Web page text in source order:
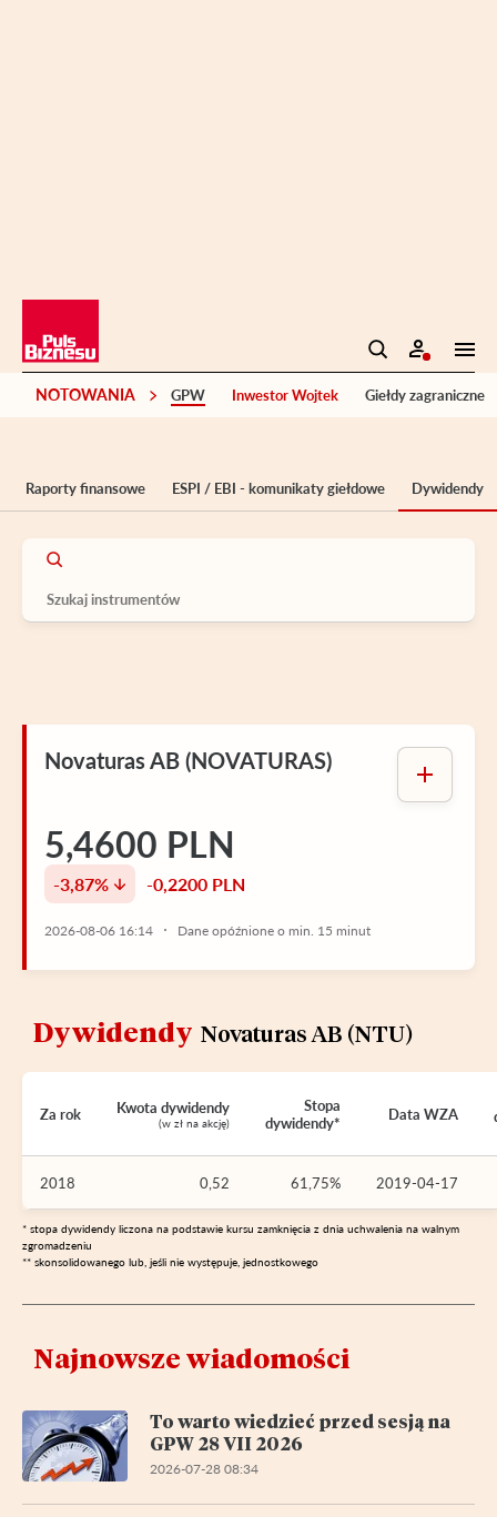
NOTOWANIA GPW Inwestor Wojtek Giełdy zagraniczne
Raporty finansowe ESPI / EBI - komunikaty giełdowe Dywidendy
Novaturas AB (NOVATURAS)
5,4600 PLN
-3,87% -0,2200 PLN
2026-08-06 16:14 Dane opóźnione o min. 15 minut
Dywidendy Novaturas AB (NTU)
Za rok Kwota dywidendy
(w zł na akcję)
Stopa
dywidendy*
Data WZA
2018 0,52 61,75% 2019-04-17
* stopa dywidendy liczona na podstawie kursu zamknięcia z dnia uchwalenia na walnym
zgromadzeniu
** skonsolidowanego lub, jeśli nie występuje, jednostkowego
Najnowsze wiadomości
To warto wiedzieć przed sesją na
GPW 28 VII 2026
2026-07-28 08:34